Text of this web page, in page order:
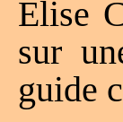
Elise
sur
guide